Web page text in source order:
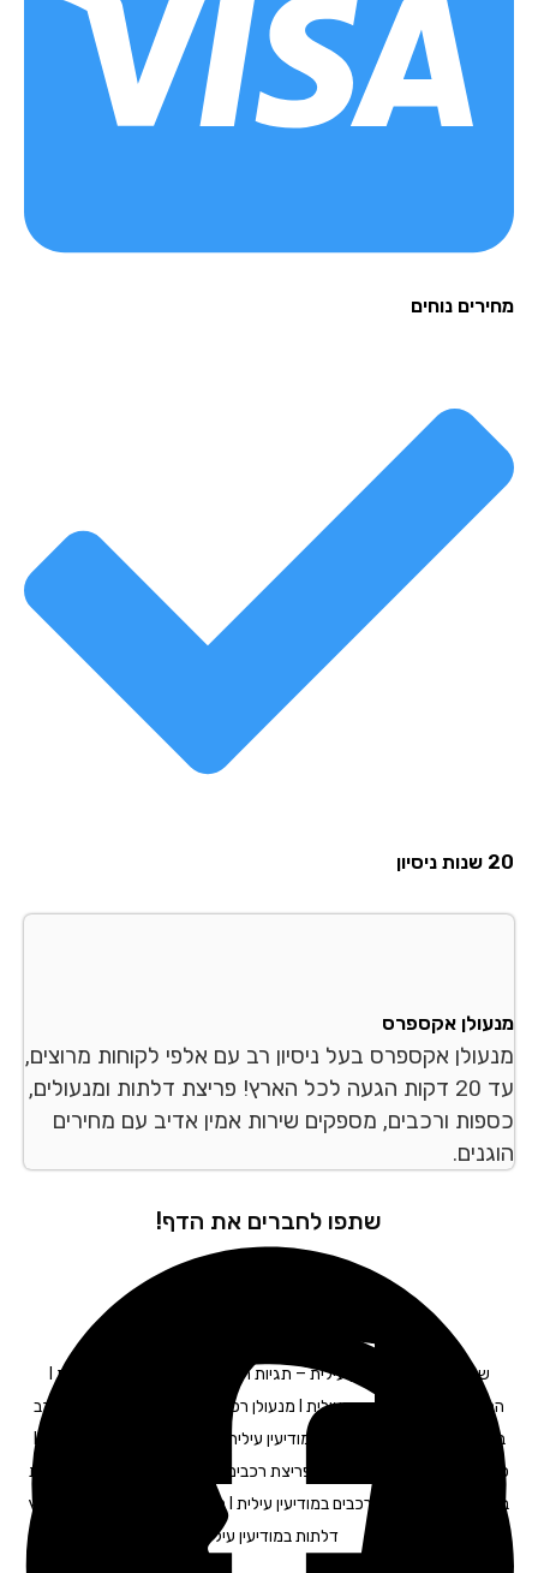
נוחים
אקספרס
אקספרס בעל ניסיון רב עם אלפי לקוחות מרוצים,
עד 20 דקות הגעה לכל הארץ! פריצת דלתות ומנעולים,
ורכבים, מספקים שירות אמין אדיב עם מחירים
שתפו לחברים את הדף!
שחזור מפתח
במודיעין עילית I פורץ רכבים במודיעין עילית I מנעולנים במודיעין עילית | פורץ
דלתות במודיעין עילית